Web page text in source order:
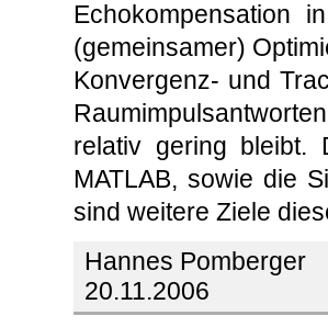
Echokompensation
(gemeinsamer)
Konvergenz- und
relativ gering bleibt.
MATLAB, sowie die
sind weitere Ziele
Hannes Pomberger
20.11.2006